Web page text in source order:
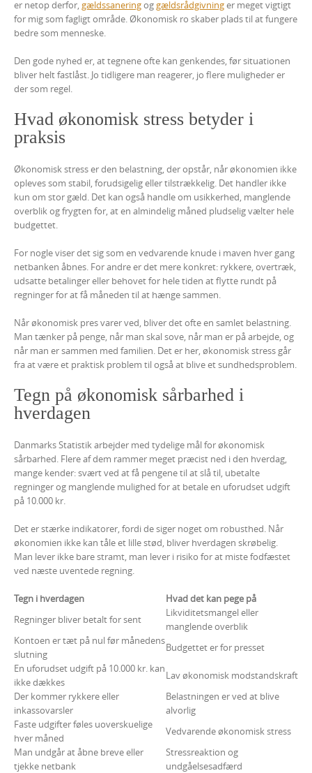
er netop derfor, gældssaneringoggældsrådgivninger meget vigtigt
for mig som fagligt område. Økonomisk ro skaber plads til at fungere
bedre som menneske.
Den gode nyhed er, at tegnene ofte kan genkendes, før situationen
bliver helt fastlåst. Jo tidligere man reagerer, jo flere muligheder er
der som regel.
Hvad økonomisk stress betyder i
praksis
Økonomisk stress er den belastning, der opstår, når økonomien ikke
opleves som stabil, forudsigelig eller tilstrækkelig. Det handler ikke
kun om stor gæld. Det kan også handle om usikkerhed, manglende
overblik og frygten for, at en almindelig måned pludselig vælter hele
budgettet.
For nogle viser det sig som en vedvarende knude i maven hver gang
netbanken åbnes. For andre er det mere konkret: rykkere, overtræk,
udsatte betalinger eller behovet for hele tiden at flytte rundt på
regninger for at få måneden til at hænge sammen.
Når økonomisk pres varer ved, bliver det ofte en samlet belastning.
Man tænker på penge, når man skal sove, når man er på arbejde, og
når man er sammen med familien. Det er her, økonomisk stress går
fra at være et praktisk problem til også at blive et sundhedsproblem.
Tegn på økonomisk sårbarhed i
hverdagen
Danmarks Statistik arbejder med tydelige mål for økonomisk
sårbarhed. Flere af dem rammer meget præcist ned i den hverdag,
mange kender: svært ved at få pengene til at slå til, ubetalte
regninger og manglende mulighed for at betale en uforudset udgift
på 10.000 kr.
Det er stærke indikatorer, fordi de siger noget om robusthed. Når
økonomien ikke kan tåle et lille stød, bliver hverdagen skrøbelig.
Man lever ikke bare stramt, man lever i risiko for at miste fodfæstet
ved næste uventede regning.
Tegn i hverdagen
Hvad det kan pege på
Regninger bliver betalt for sent
Likviditetsmangel eller
manglende overblik
Kontoen er tæt på nul før månedens
slutning
Budgettet er for presset
En uforudset udgift på 10.000 kr. kan
ikke dækkes
Lav økonomisk modstandskraft
Der kommer rykkere eller
inkassovarsler
Belastningen er ved at blive
alvorlig
Faste udgifter føles uoverskuelige
hver måned
Vedvarende økonomisk stress
Man undgår at åbne breve eller
tjekke netbank
Stressreaktion og
undgåelsesadfærd